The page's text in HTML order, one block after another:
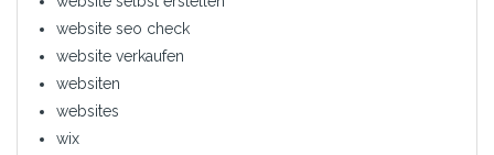
website seo check
website verkaufen
websiten
websites
wix